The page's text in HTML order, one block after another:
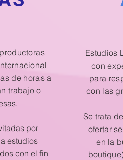
de horas a
trabajoo
por
estudios
con el fin
Estudios
con
para
con las
Se trata
ofertar
en la